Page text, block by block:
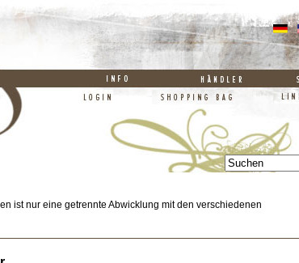
ist nur eine getrennte Abwicklung mit den verschiedenen